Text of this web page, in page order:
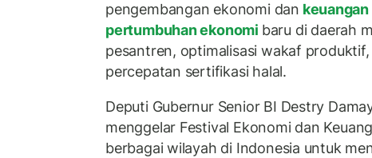
pengembangan ekonomi dan
pertumbuhan ekonomi baru di daerah
pesantren, optimalisasi wakaf
percepatan sertifikasi halal.
Deputi Gubernur Senior BI Destry
menggelar Festival Ekonomi dan
berbagai wilayah di Indonesia untuk